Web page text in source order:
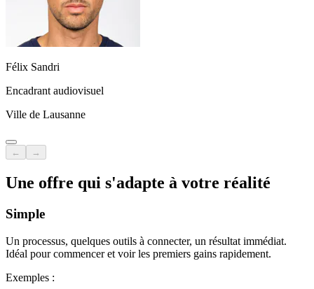
Félix Sandri
Encadrant audiovisuel
Ville de Lausanne
← →
Une offre qui s'adapte à votre réalité
Simple
Un processus, quelques outils à connecter, un résultat immédiat.
Idéal pour commencer et voir les premiers gains rapidement.
Exemples :